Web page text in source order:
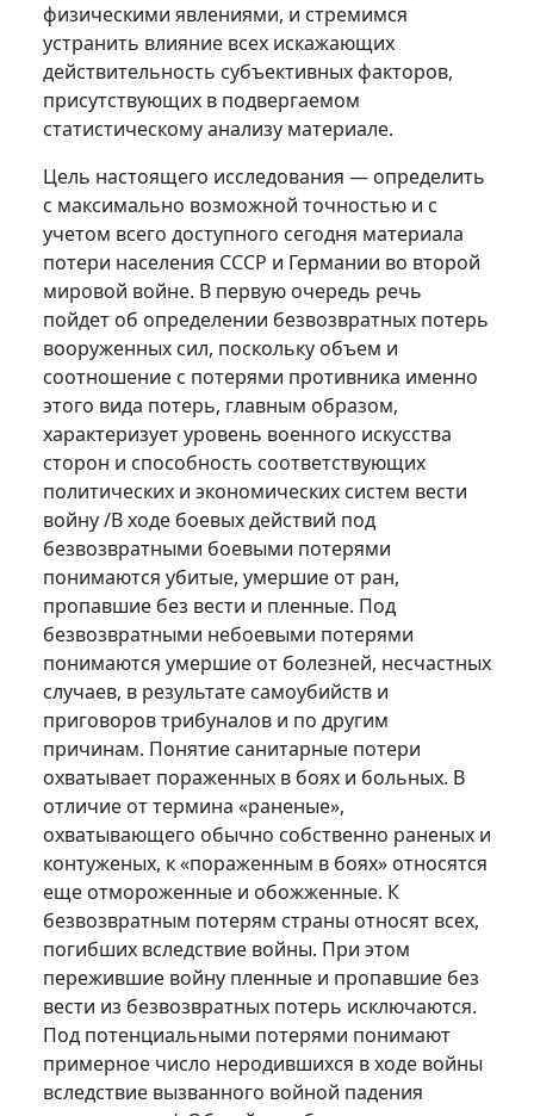
физическими явлениями, и стремимся
устранить влияние всех искажающих
действительность субъективных факторов,
присутствующих в подвергаемом
статистическому анализу материале.
Цель настоящего исследования — определить
с максимально возможной точностью и с
учетом всего доступного сегодня материала
потери населения СССР и Германии во второй
мировой войне. В первую очередь речь
пойдет об определении безвозвратных потерь
вооруженных сил, поскольку объем и
соотношение с потерями противника именно
этого вида потерь, главным образом,
характеризует уровень военного искусства
сторон и способность соответствующих
политических и экономических систем вести
войну /В ходе боевых действий под
безвозвратными боевыми потерями
понимаются убитые, умершие от ран,
пропавшие без вести и пленные. Под
безвозвратными небоевыми потерями
понимаются умершие от болезней, несчастных
случаев, в результате самоубийств и
приговоров трибуналов и по другим
причинам. Понятие санитарные потери
охватывает пораженных в боях и больных. В
отличие от термина «раненые»,
охватывающего обычно собственно раненых и
контуженых, к «пораженным в боях» относятся
еще отмороженные и обожженные. К
безвозвратным потерям страны относят всех,
погибших вследствие войны. При этом
пережившие войну пленные и пропавшие без
вести из безвозвратных потерь исключаются.
Под потенциальными потерями понимают
примерное число неродившихся в ходе войны
вследствие вызванного войной падения